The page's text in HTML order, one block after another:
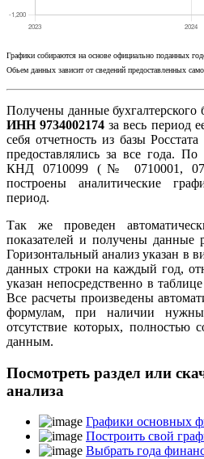
Графики собираются на основе официально поданных
Обьем данных зависит от сведений предоставленных
Получены данные бухгалтерского
ИНН 9734002174 за весь период
себя отчетность из базы
предоставлялись за все года.
КНД 0710099 (№ 0710001,
построены аналитические
период.
Так же проведен
показателей и получены данные
Горизонтальный анализ указан в
данных строки на каждый год,
указан непосредственно в
Все расчеты произведены
формулам, при наличии
отсутствие которых, полностью
данным.
Посмотреть раздел или
анализа
Графики основных
Построить свой
Выбрать года